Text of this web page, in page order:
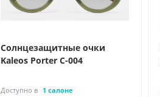
Солнцезащитные очки
Kaleos Porter C-004
Доступно в 1 салоне